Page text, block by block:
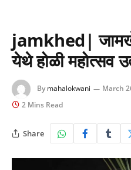
jamkhed|
येथे होळी महोत्सव
By mahalokwani March
2 Mins Read
Share